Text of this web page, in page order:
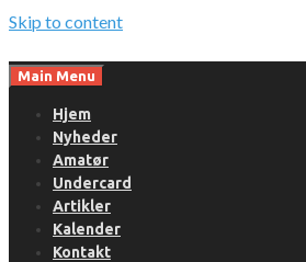
Skip to content
Main Menu
Hjem
Nyheder
Amatør
Undercard
Artikler
Kalender
Kontakt